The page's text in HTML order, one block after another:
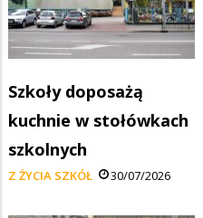
Szkoły doposażą
kuchnie w stołówkach
szkolnych
Z ŻYCIA SZKÓŁ 30/07/2026